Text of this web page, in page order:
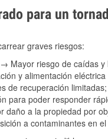
para un
graves riesgos:
→ Mayor riesgo de caídas y
y alimentación
de recuperación
para poder responder
daño a la propiedad por
a contaminantes en